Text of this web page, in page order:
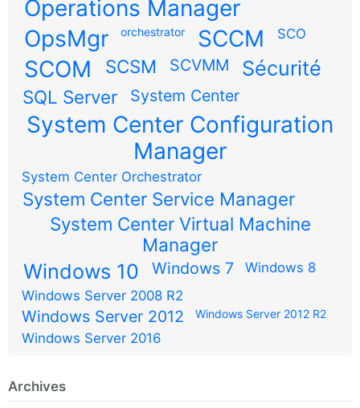
Operations Manager
OpsMgr
orchestrator SCCM SCO
SCOM SCSM SCVMM Sécurité
SQL Server System Center
System Center Configuration
Manager
System Center Orchestrator
System Center Service Manager
System Center Virtual Machine
Manager
Windows 10 Windows 7
Windows 8
Windows Server 2008 R2
Windows Server 2012 Windows Server 2012 R2
Windows Server 2016
Archives